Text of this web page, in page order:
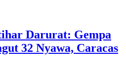
Darurat: Gempa
32 Nyawa, Caracas